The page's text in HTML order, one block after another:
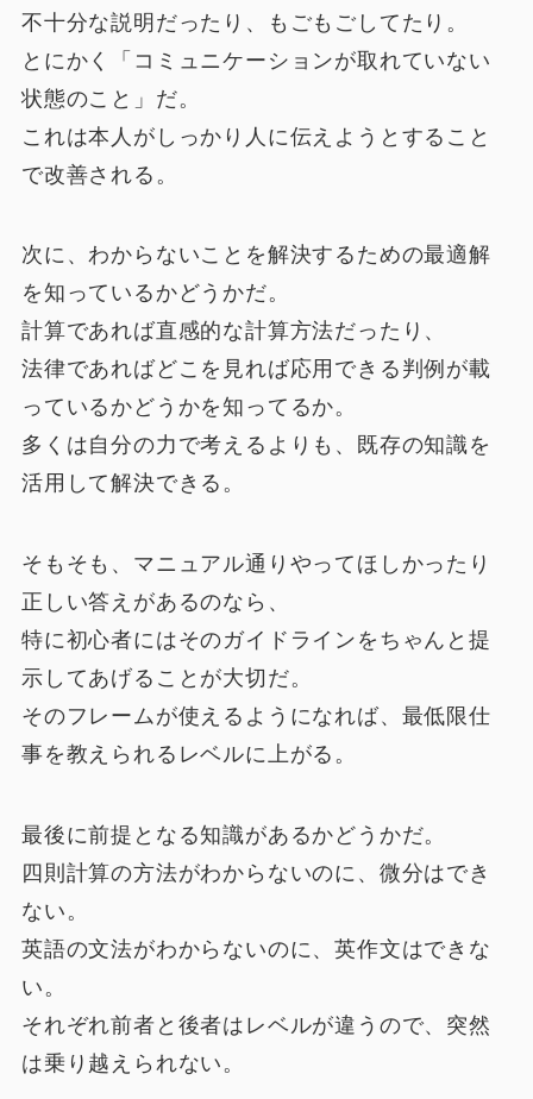
不十分な説明だったり、もごもごしてたり。
とにかく「コミュニケーションが取れていない
状態のこと」だ。
これは本人がしっかり人に伝えようとすること
で改善される。
次に、わからないことを解決するための最適解
を知っているかどうかだ。
計算であれば直感的な計算方法だったり、
法律であればどこを見れば応用できる判例が載
っているかどうかを知ってるか。
多くは自分の力で考えるよりも、既存の知識を
活用して解決できる。
そもそも、マニュアル通りやってほしかったり
正しい答えがあるのなら、
特に初心者にはそのガイドラインをちゃんと提
示してあげることが大切だ。
そのフレームが使えるようになれば、最低限仕
事を教えられるレベルに上がる。
最後に前提となる知識があるかどうかだ。
四則計算の方法がわからないのに、微分はでき
ない。
英語の文法がわからないのに、英作文はできな
い。
それぞれ前者と後者はレベルが違うので、突然
は乗り越えられない。